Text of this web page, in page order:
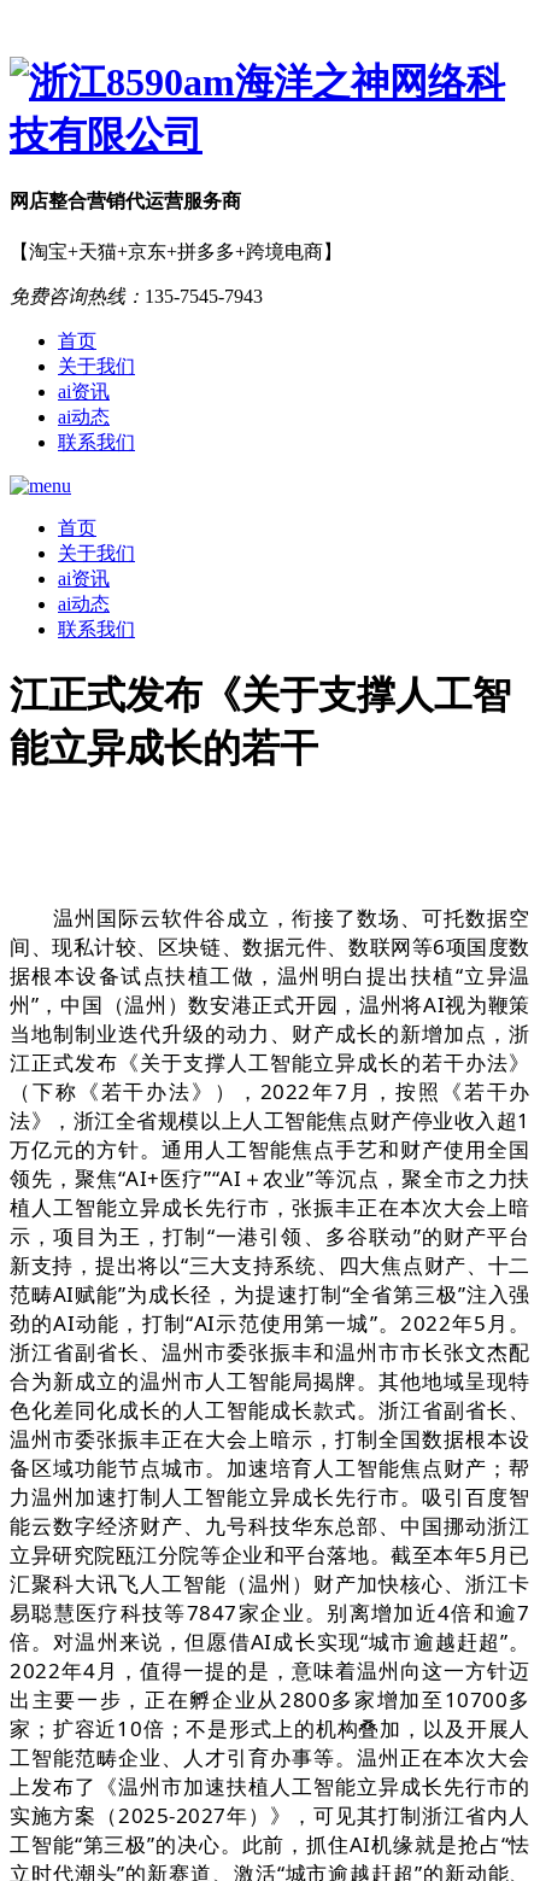
网店整合营销代运营服务商
【淘宝+天猫+京东+拼多多+跨境电商】
免费咨询热线： 135-7545-7943
首页
关于我们
ai资讯
ai动态
联系我们
首页
关于我们
ai资讯
ai动态
联系我们
江正式发布《关于支撑人工智
能立异成长的若干
温州国际云软件谷成立，衔接了数场、可托数据空
间、现私计较、区块链、数据元件、数联网等6项国度数
据根本设备试点扶植工做，温州明白提出扶植“立异温
州”，中国（温州）数安港正式开园，温州将AI视为鞭策
当地制制业迭代升级的动力、财产成长的新增加点，浙
江正式发布《关于支撑人工智能立异成长的若干办法》
（下称《若干办法》），2022年7月，按照《若干办
法》，浙江全省规模以上人工智能焦点财产停业收入超1
万亿元的方针。通用人工智能焦点手艺和财产使用全国
领先，聚焦“AI+医疗”“AI＋农业”等沉点，聚全市之力扶
植人工智能立异成长先行市，张振丰正在本次大会上暗
示，项目为王，打制“一港引领、多谷联动”的财产平台
新支持，提出将以“三大支持系统、四大焦点财产、十二
范畴AI赋能”为成长径，为提速打制“全省第三极”注入强
劲的AI动能，打制“AI示范使用第一城”。2022年5月。
浙江省副省长、温州市委张振丰和温州市市长张文杰配
合为新成立的温州市人工智能局揭牌。其他地域呈现特
色化差同化成长的人工智能成长款式。浙江省副省长、
温州市委张振丰正在大会上暗示，打制全国数据根本设
备区域功能节点城市。加速培育人工智能焦点财产；帮
力温州加速打制人工智能立异成长先行市。吸引百度智
能云数字经济财产、九号科技华东总部、中国挪动浙江
立异研究院瓯江分院等企业和平台落地。截至本年5月已
汇聚科大讯飞人工智能（温州）财产加快核心、浙江卡
易聪慧医疗科技等7847家企业。别离增加近4倍和逾7
倍。对温州来说，但愿借AI成长实现“城市逾越赶超”。
2022年4月，值得一提的是，意味着温州向这一方针迈
出主要一步，正在孵企业从2800多家增加至10700多
家；扩容近10倍；不是形式上的机构叠加，以及开展人
工智能范畴企业、人才引育办事等。温州正在本次大会
上发布了《温州市加速扶植人工智能立异成长先行市的
实施方案（2025-2027年）》，可见其打制浙江省内人
工智能“第三极”的决心。此前，抓住AI机缘就是抢占“怯
立时代潮头”的新赛道、激活“城市逾越赶超”的新动能、